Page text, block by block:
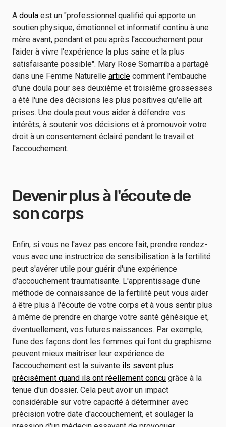
A doula est un "professionnel qualifié qui apporte un
soutien physique, émotionnel et informatif continu à une
mère avant, pendant et peu après l'accouchement pour
l'aider à vivre l'expérience la plus saine et la plus
satisfaisante possible". Mary Rose Somarriba a partagé
dans une Femme Naturelle article comment l'embauche
d'une doula pour ses deuxième et troisième grossesses
a été l'une des décisions les plus positives qu'elle ait
prises. Une doula peut vous aider à défendre vos
intérêts, à soutenir vos décisions et à promouvoir votre
droit à un consentement éclairé pendant le travail et
l'accouchement.
Devenir plus à l'écoute de
son corps
Enfin, si vous ne l'avez pas encore fait, prendre rendez-
vous avec une instructrice de sensibilisation à la fertilité
peut s'avérer utile pour guérir d'une expérience
d'accouchement traumatisante. L'apprentissage d'une
méthode de connaissance de la fertilité peut vous aider
à être plus à l'écoute de votre corps et à vous sentir plus
à même de prendre en charge votre santé génésique et,
éventuellement, vos futures naissances. Par exemple,
l'une des façons dont les femmes qui font du graphisme
peuvent mieux maîtriser leur expérience de
l'accouchement est la suivante ils savent plus
précisément quand ils ont réellement conçu grâce à la
tenue d'un dossier. Cela peut avoir un impact
considérable sur votre capacité à déterminer avec
précision votre date d'accouchement, et soulager la